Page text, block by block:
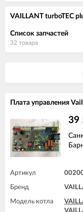
VAILLANT turboTEC
Список запчастей
32 товара
Плата управления
39
Артикул
Бренд
Модель котла